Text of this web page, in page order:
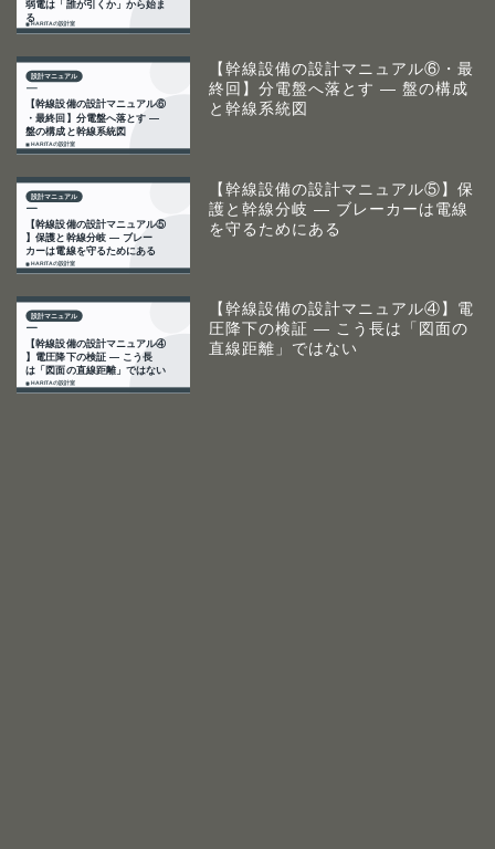
【幹線設備の設計マニュアル⑥・最
終回】分電盤へ落とす ― 盤の構成
と幹線系統図
【幹線設備の設計マニュアル⑤】保
護と幹線分岐 ― ブレーカーは電線
を守るためにある
【幹線設備の設計マニュアル④】電
圧降下の検証 ― こう長は「図面の
直線距離」ではない